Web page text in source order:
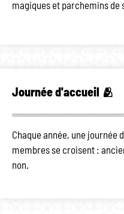
magiques et parchemins
Journée d'accueil 🫂
Chaque année, une journée
membres se croisent :
non.